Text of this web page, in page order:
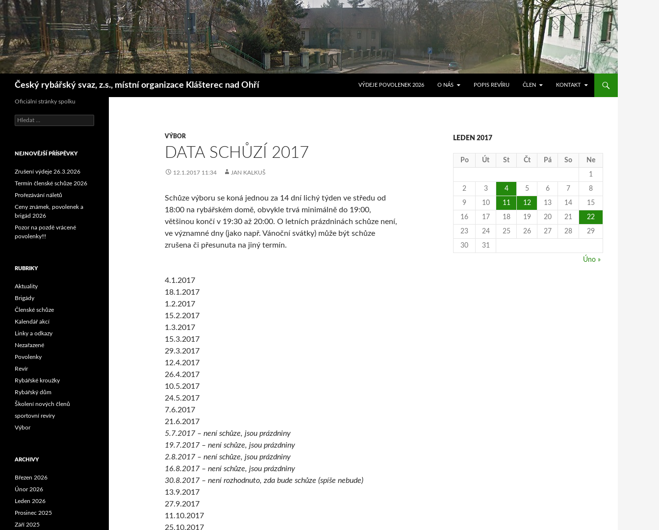
Český rybářský svaz, z.s., místní organizace Klášterec nad Ohří
Hledat
VÝDEJE POVOLENEK 2026
O NÁS POPIS REVÍRU ČLEN KONTAKT
VÝBOR
DATA SCHŮZÍ 2017
12.1.2017 11:34 JAN KALKUŠ
Schůze výboru se koná jednou za 14 dní lichý týden ve středu od
18:00 na rybářském domě, obvykle trvá minimálně do 19:00,
většinou končí v 19:30 až 20:00. O letních prázdninách schůze není,
ve významné dny (jako např. Vánoční svátky) může být schůze
zrušena či přesunuta na jiný termín.
4.1.2017
18.1.2017
1.2.2017
15.2.2017
1.3.2017
15.3.2017
29.3.2017
12.4.2017
26.4.2017
10.5.2017
24.5.2017
7.6.2017
21.6.2017
5.7.2017 – není schůze, jsou prázdniny
19.7.2017 – není schůze, jsou prázdniny
2.8.2017 – není schůze, jsou prázdniny
16.8.2017 – není schůze, jsou prázdniny
30.8.2017 – není rozhodnuto, zda bude schůze (spíše nebude)
13.9.2017
27.9.2017
11.10.2017
25.10.2017
LEDEN 2017
Po Út St Čt Pá So Ne
1
2 3 4 5 6 7 8
9 10 11 12 13 14 15
16 17 18 19 20 21 22
23 24 25 26 27 28 29
30 31
Úno »
Oficiální stránky spolku
Vyhledávání
NEJNOVĚJŠÍ PŘÍSPĚVKY
Zrušení výdeje 26.3.2026
Termín členské schůze 2026
Prořezávání náletů
Ceny známek, povolenek a
brigád 2026
Pozor na pozdě vrácené
povolenky!!!
RUBRIKY
Aktuality
Brigády
Členské schůze
Kalendář akcí
Linky a odkazy
Nezařazené
Povolenky
Revír
Rybářské kroužky
Rybářský dům
Školení nových členů
sportovní revíry
Výbor
ARCHIVY
Březen 2026
Únor 2026
Leden 2026
Prosinec 2025
Září 2025